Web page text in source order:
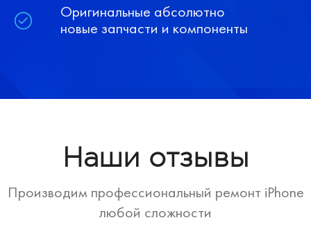
Оригинальные абсолютно
новые запчасти и компоненты
Наши отзывы
Производим профессиональный ремонт iPhone
любой сложности